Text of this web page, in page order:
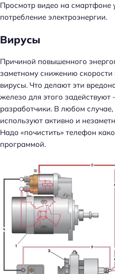
Просмотр видео на смартфоне
потребление электроэнергии.
Вирусы
Причиной повышенного
заметному снижению скорости
вирусы. Что делают эти
железо для этого задействуют
разработчики. В любом
используют активно и
Надо «почистить» телефон
программой.
а